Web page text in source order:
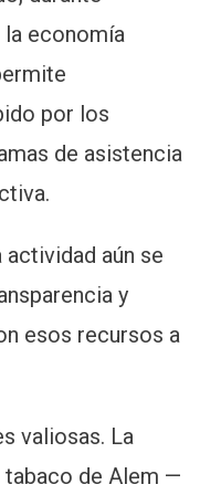
la economía
por los
de asistencia
aún se
y
esos recursos a
valiosas. La
tabaco de Alem —